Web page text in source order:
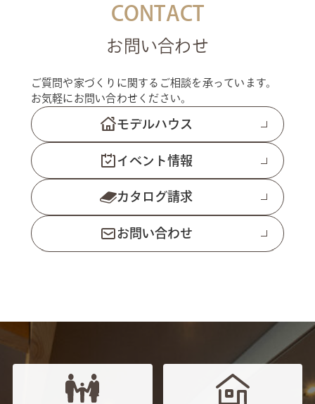
CONTACT
お問い合わせ
ご質問や家づくりに関するご相談を承っています。
お気軽にお問い合わせください。
モデルハウス
イベント情報
カタログ請求
お問い合わせ